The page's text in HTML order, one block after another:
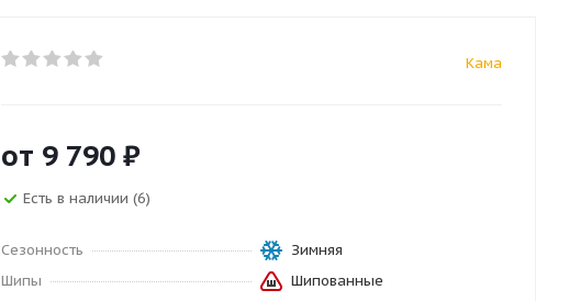
Кама
от 9 790 ₽
Есть в наличии (6)
Сезонность
Зимняя
Шипы
Шипованные